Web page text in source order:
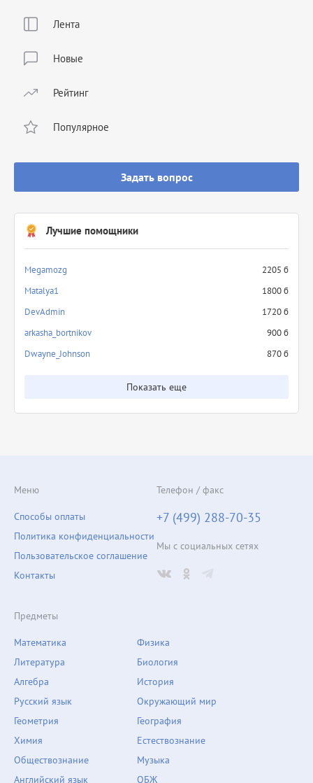
Лента
Новые
Рейтинг
Популярное
Задать вопрос
Лучшие помощники
Megamozg
2205 б
Matalya1
1800 б
DevAdmin
1720 б
arkasha_bortnikov
900 б
Dwayne_Johnson
870 б
Показать еще
Предметы
Математика
Литература
Алгебра
Русский язык
Геометрия
Химия
Физика
Биология
История
Окружающий мир
География
Естествознание
Обществознание
Английский язык
Музыка
ОБЖ
Меню
Способы оплаты
Политика конфиденциальности
Пользовательское соглашение
Контакты
Телефон / факс
+7 (499) 288-70-35
Мы с социальных сетях